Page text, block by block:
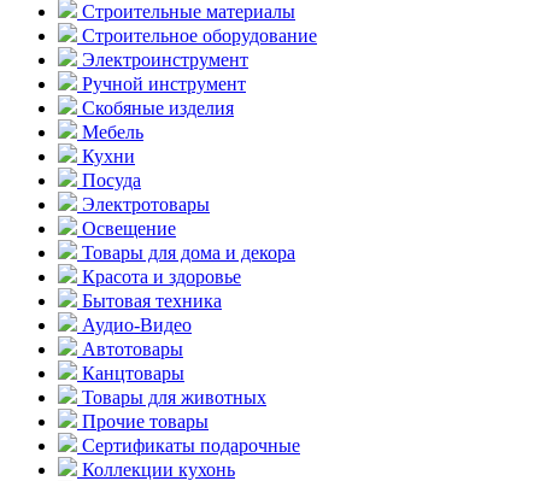
Строительные материалы
Строительное оборудование
Электроинструмент
Ручной инструмент
Скобяные изделия
Мебель
Кухни
Посуда
Электротовары
Освещение
Товары для дома и декора
Красота и здоровье
Бытовая техника
Аудио-Видео
Автотовары
Канцтовары
Товары для животных
Прочие товары
Сертификаты подарочные
Коллекции кухонь